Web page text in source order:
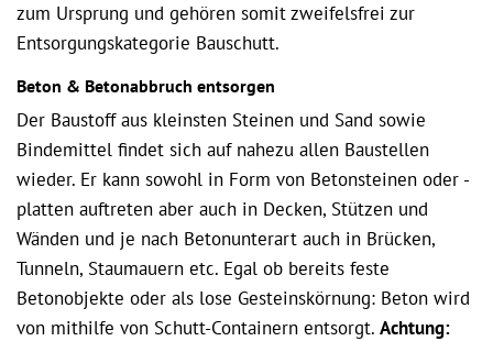
zum Ursprung und gehören somit zweifelsfrei zur
Entsorgungskategorie Bauschutt.
Beton & Betonabbruch entsorgen
Der Baustoff aus kleinsten Steinen und Sand sowie
Bindemittel findet sich auf nahezu allen Baustellen
wieder. Er kann sowohl in Form von Betonsteinen oder -
platten auftreten aber auch in Decken, Stützen und
Wänden und je nach Betonunterart auch in Brücken,
Tunneln, Staumauern etc. Egal ob bereits feste
Betonobjekte oder als lose Gesteinskörnung: Beton wird
von mithilfe von Schutt-Containern entsorgt. Achtung: